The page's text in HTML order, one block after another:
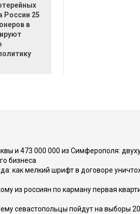
России 25
в
и 473 000 000 из Симферополя:
бизнеса
как мелкий шрифт в договоре
из россиян по карману первая
севастопольцы пойдут на выборы